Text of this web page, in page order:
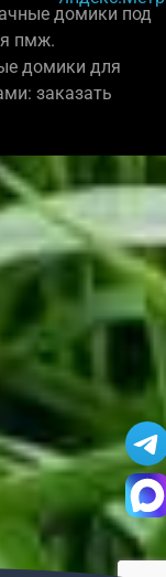
домики под
пмж.
домики для
заказать